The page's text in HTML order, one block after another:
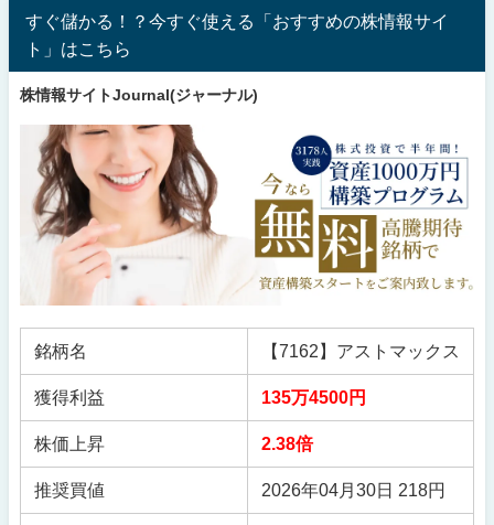
すぐ儲かる！？今すぐ使える「おすすめの株情報サイ
ト」はこちら
株情報サイトJournal(ジャーナル)
銘柄名 【7162】アストマックス
獲得利益 135万4500円
株価上昇 2.38倍
推奨買値 2026年04月30日 218円